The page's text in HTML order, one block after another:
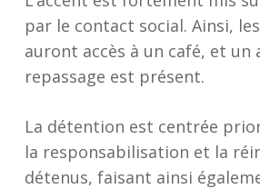
par le contact social. Ainsi,
auront accès à un café, et un
repassage est présent.
La détention est centrée
la responsabilisation et la
détenus, faisant ainsi